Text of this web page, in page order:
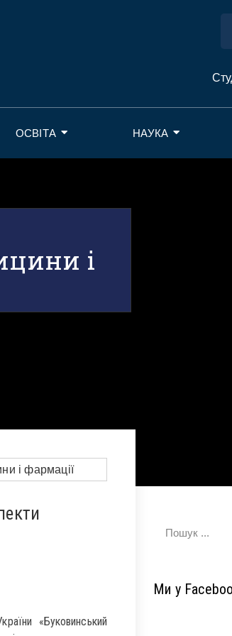
ОСВІТА НАУКА
і
«Буковинський
Ми у